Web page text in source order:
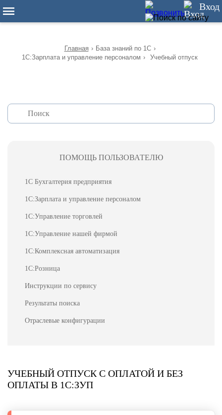
Вход
Главная › База знаний по 1С ›
1С:Зарплата и управление персоналом › Учебный отпуск
ПОМОЩЬ ПОЛЬЗОВАТЕЛЮ
1С Бухгалтерия предприятия
1С:Зарплата и управление персоналом
1С:Управление торговлей
1С:Управление нашей фирмой
1С:Комплексная автоматизация
1С:Розница
Инструкции по сервису
Результаты поиска
Отраслевые конфигурации
УЧЕБНЫЙ ОТПУСК С ОПЛАТОЙ И БЕЗ
ОПЛАТЫ В 1С:ЗУП